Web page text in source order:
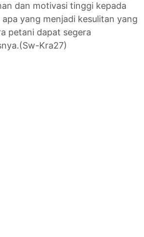
dan motivasi tinggi kepada
yang menjadi kesulitan yang
petani dapat segera
Kra27)